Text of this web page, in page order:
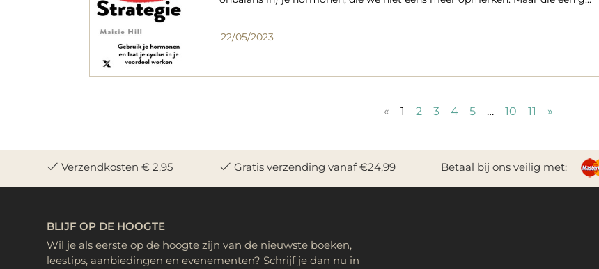
22/05/2023
« 1 2 3 4 5 … 10 11 »
Verzendkosten € 2,95 Gratis verzending vanaf €24,99 Betaal bij ons veilig met:
BLIJF OP DE HOOGTE
Wil je als eerste op de hoogte zijn van de nieuwste boeken,
leestips, aanbiedingen en evenementen? Schrijf je dan nu in